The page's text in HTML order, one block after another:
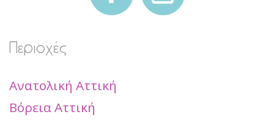
Περιοχές
Ανατολική Αττική
Βόρεια Αττική